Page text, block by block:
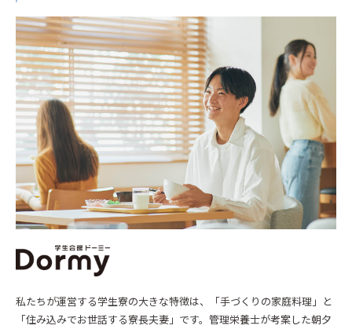
私たちが運営する学生寮の大きな特徴は、「手づくりの家庭料理」と
「住み込みでお世話する寮長夫妻」です。管理栄養士が考案した朝夕